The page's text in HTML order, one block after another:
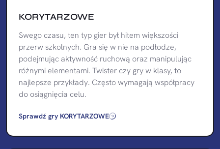
KORYTARZOWE
Swego czasu, ten typ gier był hitem większości
przerw szkolnych. Gra się w nie na podłodze,
podejmując aktywność ruchową oraz manipulując
różnymi elementami. Twister czy gry w klasy, to
najlepsze przykłady. Często wymagają współpracy
do osiągnięcia celu.
Sprawdź gry KORYTARZOWE